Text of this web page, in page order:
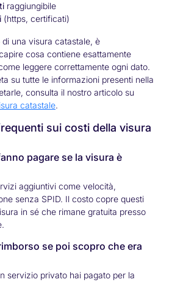
raggiungibile
(https, certificati)
una visura catastale, è
cosa contiene esattamente
leggere correttamente ogni dato.
su tutte le informazioni presenti nella
consulta il nostro articolo su
catastale.
sui costi della visura
pagare se la visura è
aggiuntivi come velocità,
senza SPID. Il costo copre questi
in sé che rimane gratuita presso
se poi scopro che era
servizio privato hai pagato per la